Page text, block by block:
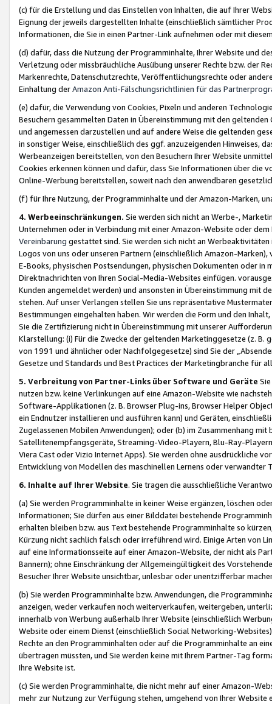
(c) für die Erstellung und das Einstellen von Inhalten, die auf Ihrer
Eignung der jeweils dargestellten Inhalte (einschließlich sämtlicher
Informationen, die Sie in einen Partner-Link aufnehmen oder mit
(d) dafür, dass die Nutzung der Programminhalte, Ihrer Website und
Verletzung oder missbräuchliche Ausübung unserer Rechte bzw. der
Markenrechte, Datenschutzrechte, Veröffentlichungsrechte oder
Einhaltung derAmazon Anti-Fälschungsrichtlinien für das
(e) dafür, die Verwendung von Cookies, Pixeln und anderen
Besuchern gesammelten Daten in Übereinstimmung mit den
und angemessen darzustellen und auf andere Weise die geltenden
in sonstiger Weise, einschließlich des ggf. anzuzeigenden Hinweises,
Werbeanzeigen bereitstellen, von den Besuchern Ihrer Website
Cookies erkennen können und dafür, dass Sie Informationen über die
Online-Werbung bereitstellen, soweit nach den anwendbaren
(f) für Ihre Nutzung, der Programminhalte und der Amazon-Marken,
4. Werbeeinschränkungen. Sie werden sich nicht an Werbe-,
Unternehmen oder in Verbindung mit einer Amazon-Website oder
Vereinbarung gestattet sind. Sie werden sich nicht an
Logos von uns oder unseren Partnern (einschließlich Amazon-
E-Books, physischen Postsendungen, physischen Dokumenten oder in
Direktnachrichten von Ihren Social-Media-Websites einfügen.
Kunden angemeldet werden) und ansonsten in Übereinstimmung mit
stehen. Auf unser Verlangen stellen Sie uns repräsentative
Bestimmungen eingehalten haben. Wir werden die Form und den
Sie die Zertifizierung nicht in Übereinstimmung mit unserer
Klarstellung: (i) Für die Zwecke der geltenden Marketinggesetze (z. B.
von 1991 und ähnlicher oder Nachfolgegesetze) sind Sie der
Gesetze und Standards und Best Practices der Marketingbranche für
5. Verbreitung von Partner-Links über Software und Geräte
nutzen bzw. keine Verlinkungen auf eine Amazon-Website wie
Software-Applikationen (z. B. Browser Plug-ins, Browser Helper
ein Endnutzer installieren und ausführen kann) und Geräten,
Zugelassenen Mobilen Anwendungen); oder (b) im Zusammenhang
Satellitenempfangsgeräte, Streaming-Video-Playern, Blu-Ray-
Viera Cast oder Vizio Internet Apps). Sie werden ohne ausdrückliche
Entwicklung von Modellen des maschinellen Lernens oder
6. Inhalte auf Ihrer Website. Sie tragen die ausschließliche
(a) Sie werden Programminhalte in keiner Weise ergänzen, löschen
Informationen; Sie dürfen aus einer Bilddatei bestehende
erhalten bleiben bzw. aus Text bestehende Programminhalte so
Kürzung nicht sachlich falsch oder irreführend wird. Einige Arten von
auf eine Informationsseite auf einer Amazon-Website, der nicht als
Bannern); ohne Einschränkung der Allgemeingültigkeit des
Besucher Ihrer Website unsichtbar, unlesbar oder unentzifferbar
(b) Sie werden Programminhalte bzw. Anwendungen, die
anzeigen, weder verkaufen noch weiterverkaufen, weitergeben,
innerhalb von Werbung außerhalb Ihrer Website (einschließlich
Website oder einem Dienst (einschließlich Social Networking-
Rechte an den Programminhalten oder auf die Programminhalte an
übertragen müssten, und Sie werden keine mit Ihrem Partner-Tag
Ihre Website ist.
(c) Sie werden Programminhalte, die nicht mehr auf einer Amazon-
mehr zur Nutzung zur Verfügung stehen, umgehend von Ihrer